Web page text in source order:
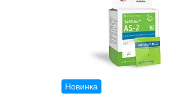
Новинка